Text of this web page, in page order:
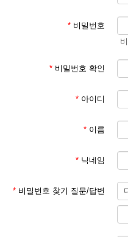
* 비밀번호
* 비밀번호 확인
* 아이디
* 이름
* 닉네임
* 비밀번호 찾기 질문/답변